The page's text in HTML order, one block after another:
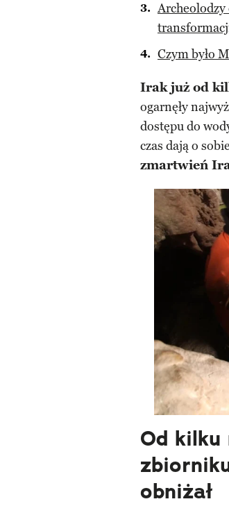
Czym było
Irak już od
ogarnęły
dostępu do
czas dają o
zmartwień
Od
obniżał